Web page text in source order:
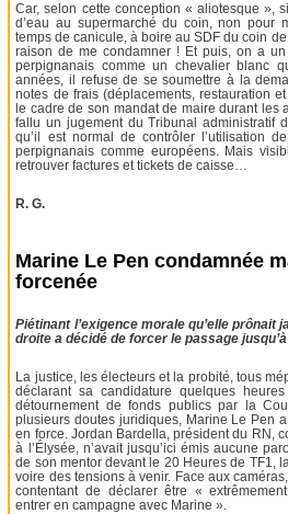
Car, selon cette conception « aliotesque »,
d’eau au supermarché du coin, non pour
temps de canicule, à boire au SDF du coin
raison de me condamner ! Et puis, on a
perpignanais comme un chevalier blanc
années, il refuse de se soumettre à la
notes de frais (déplacements, restauration
le cadre de son mandat de maire durant les
fallu un jugement du Tribunal administratif
qu’il est normal de contrôler l’utilisation
perpignanais comme européens. Mais
retrouver factures et tickets de caisse…
R. G.
Marine Le Pen condamnée
forcenée
Piétinant l’exigence morale qu’elle prônait
droite a décidé de forcer le passage
La justice, les électeurs et la probité, tous
déclarant sa candidature quelques
détournement de fonds publics par la
plusieurs doutes juridiques, Marine Le Pen
en force. Jordan Bardella, président du RN,
à l’Élysée, n’avait jusqu’ici émis aucune
de son mentor devant le 20 Heures de TF1,
voire des tensions à venir. Face aux
contentant de déclarer être «
entrer en campagne avec Marine ».